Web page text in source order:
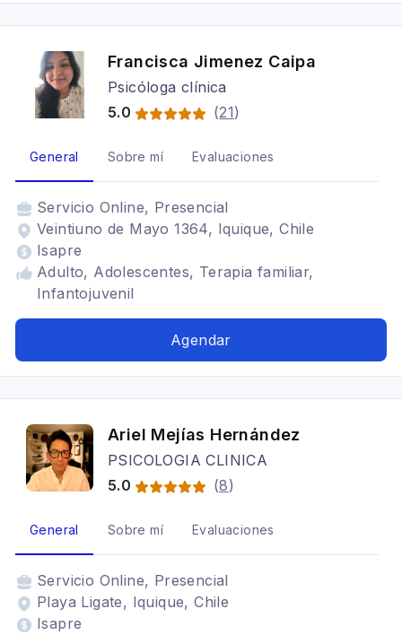
Francisca Jimenez Caipa
Psicóloga clínica
5.0
(21)
General Sobre mí Evaluaciones
Servicio Online, Presencial
Veintiuno de Mayo 1364, Iquique, Chile
Isapre
Adulto, Adolescentes, Terapia familiar,
Infantojuvenil
Agendar
Ariel Mejías Hernández
PSICOLOGIA CLINICA
5.0
(8)
General Sobre mí Evaluaciones
Servicio Online, Presencial
Playa Ligate, Iquique, Chile
Isapre